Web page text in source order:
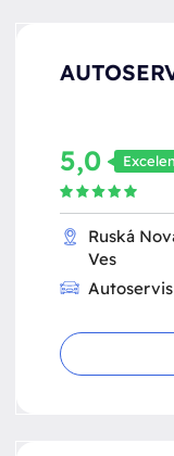
5,0
Ruská
Ves
Autoservis